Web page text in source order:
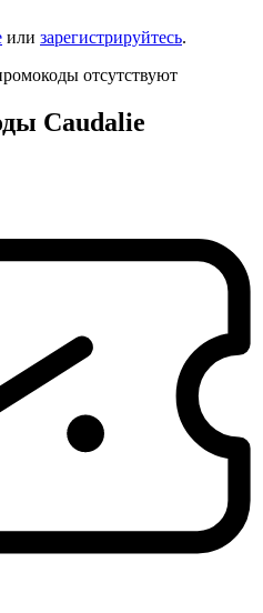
или зарегистрируйтесь.
отсутствуют
Caudalie